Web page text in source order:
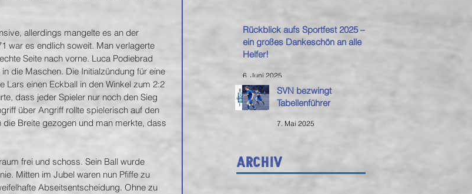
allerdings mangelte es an der
war es endlich soweit. Man verlagerte
Seite nach vorne. Luca Podiebrad
die Maschen. Die Initialzündung für eine
Lars einen Eckball in den Winkel zum 2:2
dass jeder Spieler nur noch den Sieg
über Angriff rollte spielerisch auf den
Breite gezogen und man merkte, dass
frei und schoss. Sein Ball wurde
Mitten im Jubel waren nun Pfiffe zu
Abseitsentscheidung. Ohne zu
Rückblick aufs Sportfest 2025 –
ein großes Dankeschön an alle
Helfer!
6. Juni 2025
SVN bezwingt
Tabellenführer
7. Mai 2025
Archiv